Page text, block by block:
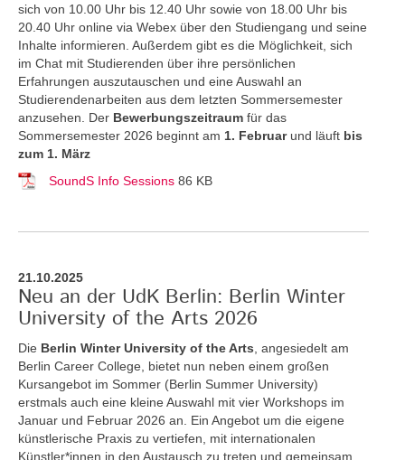
sich von 10.00 Uhr bis 12.40 Uhr sowie von 18.00 Uhr bis
20.40 Uhr online via Webex über den Studiengang und seine
Inhalte informieren. Außerdem gibt es die Möglichkeit, sich
im Chat mit Studierenden über ihre persönlichen
Erfahrungen auszutauschen und eine Auswahl an
Studierendenarbeiten aus dem letzten Sommersemester
anzusehen. Der Bewerbungszeitraum für das
Sommersemester 2026 beginnt am 1. Februar und läuft bis
zum 1. März
SoundS Info Sessions 86 KB
21.10.2025
Neu an der UdK Berlin: Berlin Winter
University of the Arts 2026
Die Berlin Winter University of the Arts , angesiedelt am
Berlin Career College, bietet nun neben einem großen
Kursangebot im Sommer (Berlin Summer University)
erstmals auch eine kleine Auswahl mit vier Workshops im
Januar und Februar 2026 an. Ein Angebot um die eigene
künstlerische Praxis zu vertiefen, mit internationalen
Künstler*innen in den Austausch zu treten und gemeinsam